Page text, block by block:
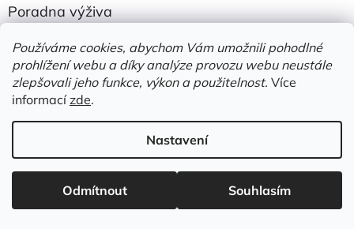
Používáme cookies, abychom Vám umožnili pohodlné
prohlížení webu a díky analýze provozu webu neustále
zlepšovali jeho funkce, výkon a použitelnost. Více
informacízde.
Nastavení
Odmítnout Souhlasím
Poradna výživa
Trávení stravy | MUJPES.CZ
20.4.2026
Zamrzající voda v miskách | MUJPES.CZ
Tvrdost zastudena lisovaných granulí | MUJPES.CZ